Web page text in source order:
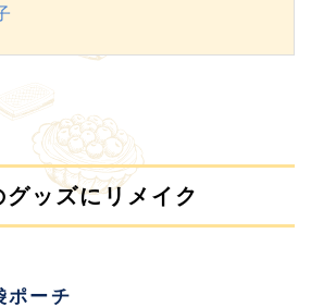
グッズにリメイク
ポーチ